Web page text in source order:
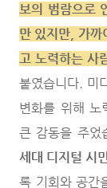
보의 범람으로
만 있지만, 가까
고 노력하는 사
붙였습니다. 미
변화를 위해 노
큰 감동을 주었
세대 디지털 시
록 기회와 공간